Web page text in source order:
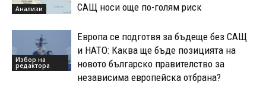
Анализи
САЩ носи още по-голям риск
Избор на
редактора
Европа се подготвя за бъдеще без САЩ
и НАТО: Каква ще бъде позицията на
новото българско правителство за
независима европейска отбрана?